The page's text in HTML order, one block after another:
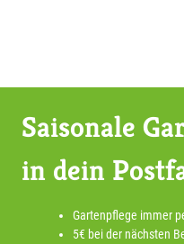
Saisonale
in dein
Gartenpflege immer
5€ bei der nächsten